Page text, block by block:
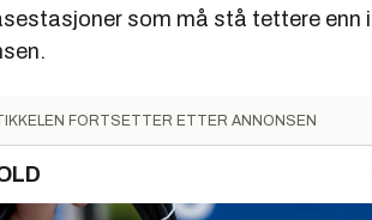
som må stå tettere enn
FORTSETTER ETTER ANNONSEN